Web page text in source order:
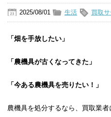
2025/08/01 生活 買取
「畑を手放したい」
「農機具が古くなってきた」
「今ある農機具を売りたい！」
農機具を処分するなら、買取業者